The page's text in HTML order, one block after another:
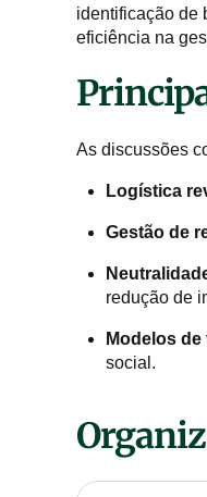
identificação de
eficiência na
As discussões
Logística
Gestão de
redução de
Modelos
social.